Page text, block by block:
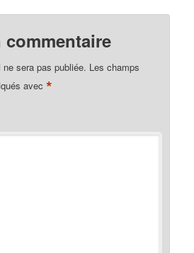
commentaire
sera pas publiée. Les champs
avec*